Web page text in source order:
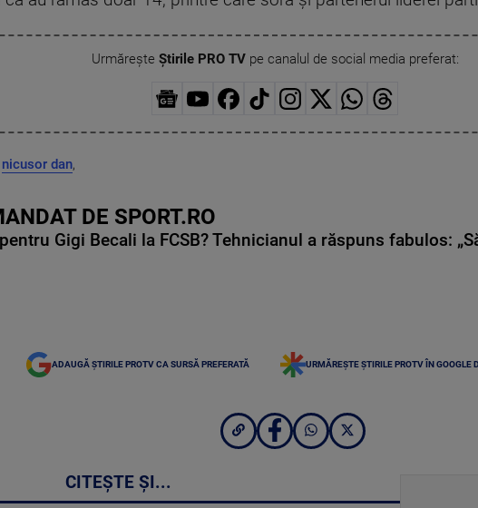
Urmărește Știrile PRO TVpe canalul de social media preferat:
nicusor dan,
DE SPORT.RO
Gigi Becali la FCSB? Tehnicianul a răspuns fabulos:
ADAUGĂ ȘTIRILE PROTV CA SURSĂ PREFERATĂ URMĂREȘTE ȘTIRILE PROTV ÎN GOOGLE
CITEȘTE ȘI...